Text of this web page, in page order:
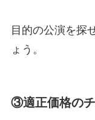
目的の公演を探
ょう。
③適正価格の